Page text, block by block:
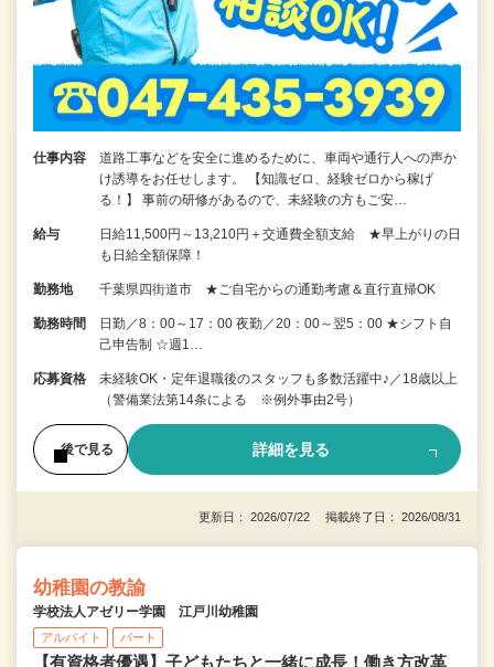
仕事内容
道路工事などを安全に進めるために、車両や通行人への声か
け誘導をお任せします。 【知識ゼロ、経験ゼロから稼げ
る！】 事前の研修があるので、未経験の方もご安…
給与
日給11,500円～13,210円＋交通費全額支給 ★早上がりの日
も日給全額保障！
勤務地 千葉県四街道市 ★ご自宅からの通勤考慮＆直行直帰OK
勤務時間
日勤／8：00～17：00 夜勤／20：00～翌5：00 ★シフト自
己申告制 ☆週1…
応募資格
未経験OK・定年退職後のスタッフも多数活躍中♪／18歳以上
（警備業法第14条による ※例外事由2号）
後で見る 詳細を見る
更新日： 2026/07/22 掲載終了日： 2026/08/31
幼稚園の教諭
学校法人アゼリー学園 江戸川幼稚園
アルバイト パート
【有資格者優遇】子どもたちと一緒に成長！働き方改革